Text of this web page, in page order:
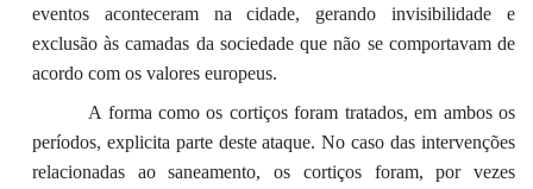
eventos aconteceram na cidade, gerando invisibilidade e
exclusão às camadas da sociedade que não se comportavam de
acordo com os valores europeus.
A forma como os cortiços foram tratados, em ambos os
períodos, explicita parte deste ataque. No caso das intervenções
relacionadas ao saneamento, os cortiços foram, por vezes